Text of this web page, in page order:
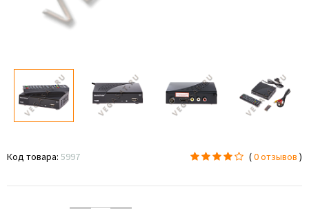
Код товара: 5997 (0 отзывов )